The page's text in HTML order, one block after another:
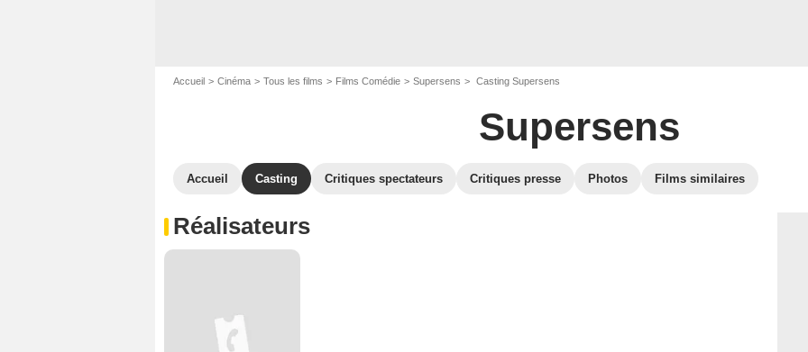
Accueil Cinéma Tous les films Films Comédie Supersens Casting Supersens
Supersens
Accueil Casting Critiques spectateurs Critiques presse Photos Films similaires
Réalisateurs